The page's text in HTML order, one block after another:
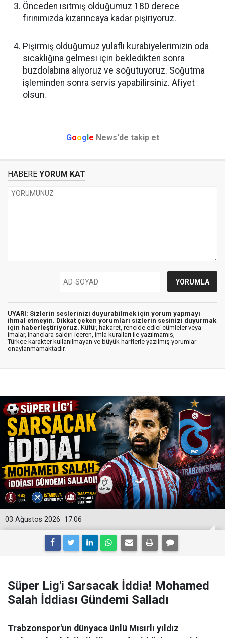
Önceden ısıtmış olduğumuz 180 derece
fırınımızda kızarıncaya kadar pişiriyoruz.
Pişirmiş olduğumuz yulaflı kurabiyelerimizin oda
sıcaklığına gelmesi için bekledikten sonra
buzdolabına alıyoruz ve soğutuyoruz. Soğutma
işleminden sonra servis yapabilirsiniz. Afiyet
olsun.
Google News'de takip et
HABERE YORUM KAT
UYARI: Sizlerin seslerinizi duyurabilmek için yorum yapmayı
ihmal etmeyin. Dikkat çeken yorumları sizlerin sesinizi duyurmak
için haberleştiriyoruz. Küfür, hakaret, rencide edici cümleler veya
imalar, inançlara saldırı içeren, imla kuralları ile yazılmamış,
Türkçe karakter kullanılmayan ve büyük harflerle yazılmış yorumlar
onaylanmamaktadır.
17:06
03 Ağustos 2026
Süper Lig'i Sarsacak İddia! Mohamed
Salah İddiası Gündemi Salladı
Trabzonspor'un dünyaca ünlü Mısırlı yıldız